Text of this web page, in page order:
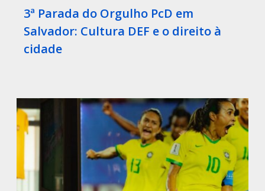
3ª Parada do Orgulho PcD em
Salvador: Cultura DEF e o direito à
cidade